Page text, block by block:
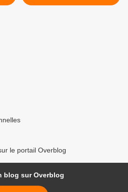
le portail Overblog
blog sur Overblog